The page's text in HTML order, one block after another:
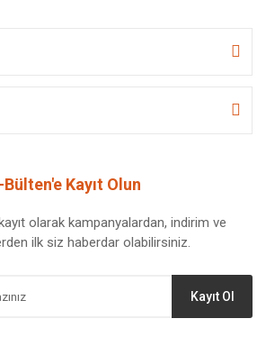
Bülten'e Kayıt Olun
olarak kampanyalardan, indirim ve
ilk siz haberdar olabilirsiniz.
Kayıt Ol